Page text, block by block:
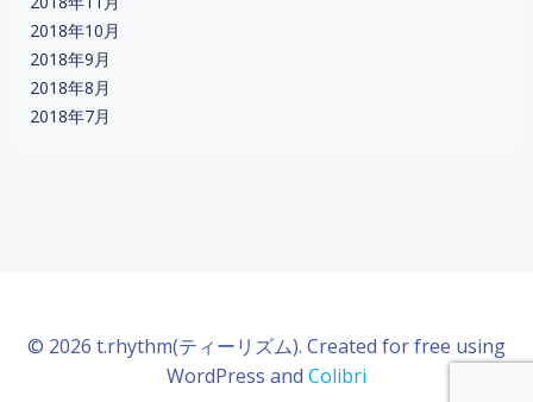
2018年10月
2018年9月
2018年8月
2018年7月
© 2026 t.rhythm(ティーリズム). Created for free using
WordPress and Colibri